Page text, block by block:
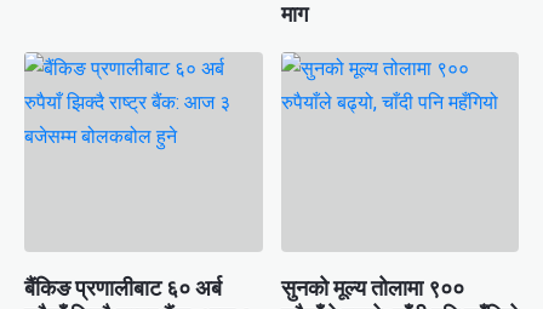
माग
बैंकिङ प्रणालीबाट ६० अर्ब
सुनको मूल्य तोलामा ९००